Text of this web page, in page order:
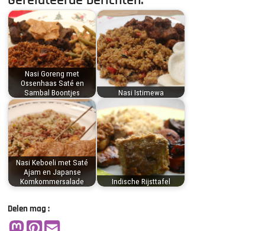
Nasi Goreng met
Ossenhaas Saté en
Sambal Boontjes
Nasi Istimewa
Nasi Keboeli met Saté
Ajam en Japanse
Komkommersalade
Indische Rijsttafel
Delen mag :